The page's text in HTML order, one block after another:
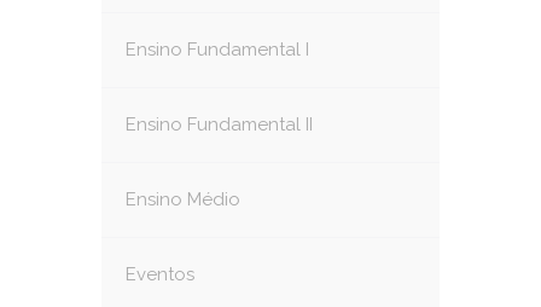
Ensino Fundamental I
Ensino Fundamental II
Ensino Médio
Eventos